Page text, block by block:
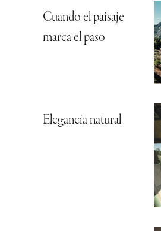
Cuando el paisaje
marca el paso
Elegancia natural